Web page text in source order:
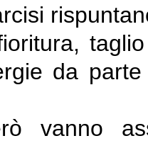
da
vanno